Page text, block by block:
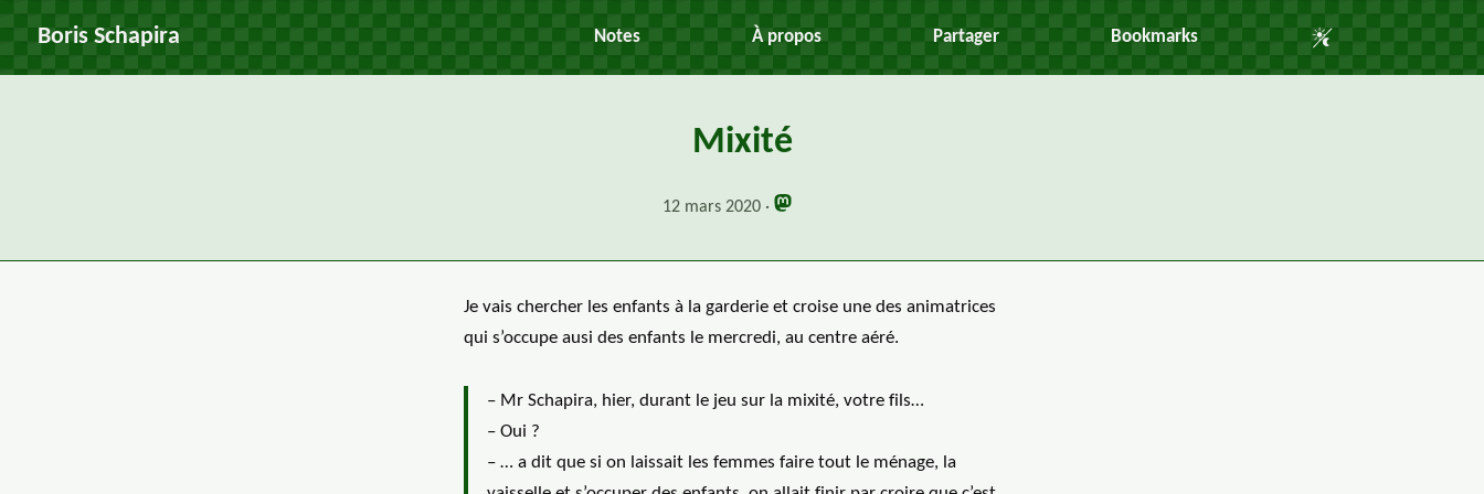
Boris Schapira Notes À propos Partager Bookmarks Auto Mode
Mixité
12 mars 2020
Je vais chercher les enfants à la garderie et croise une des animatrices
qui s’occupe ausi des enfants le mercredi, au centre aéré.
– Mr Schapira, hier, durant le jeu sur la mixité, votre fils…
– Oui ?
– … a dit que si on laissait les femmes faire tout le ménage, la